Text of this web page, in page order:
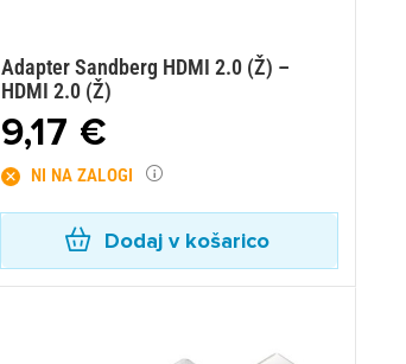
Adapter Sandberg HDMI 2.0 (Ž) –
HDMI 2.0 (Ž)
9,17 €
NI NA ZALOGI
Dodaj v košarico